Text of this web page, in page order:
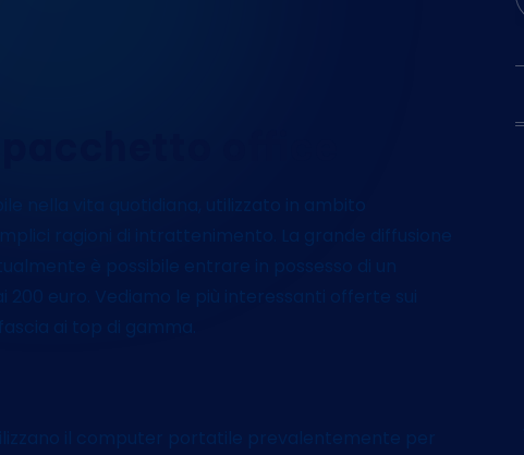
nella vita quotidiana, utilizzato in ambito
ragioni di intrattenimento. La grande diffusione
è possibile entrare in possesso di un
euro. Vediamo le più interessanti offerte sui
ai top di gamma.
il computer portatile prevalentemente per